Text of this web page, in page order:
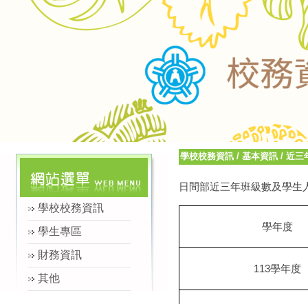
學校校務資訊
學生專區
財務資訊
其他
學校校務資訊 / 基本資訊 / 近三
日間部近三年班級數及學生
學年度
113學年度